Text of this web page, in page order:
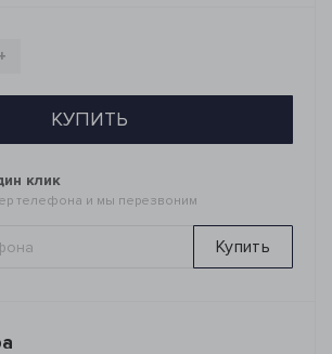
+
КУПИТЬ
клик
телефона и мы перезвоним
Купить